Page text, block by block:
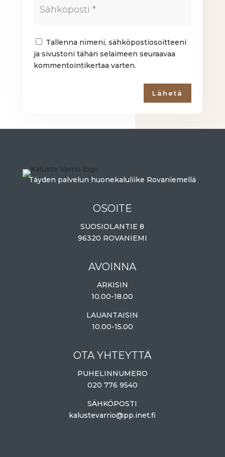
Tallenna nimeni, sähköpostiosoitteeni
ja sivustoni tähän selaimeen seuraavaa
kommentointikertaa varten.
Lähetä
Täyden palvelun huonekaluliike Rovaniemellä
OSOITE
SUOSIOLANTIE 8
96320 ROVANIEMI
AVOINNA
ARKISIN
10.00-18.00
LAUANTAISIN
10.00-15.00
OTA YHTEYTTÄ
PUHELINNUMERO
020 776 9540
SÄHKÖPOSTI
kalustevarrio@pp.inet.fi